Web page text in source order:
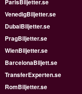
ParisBiljetter.se
VenedigBiljetter.se
DubaiBiljetter.se
PragBiljetter.se
WienBiljetter.se
BarcelonaBiljett.se
TransferExperten.se
RomBiljetter.se